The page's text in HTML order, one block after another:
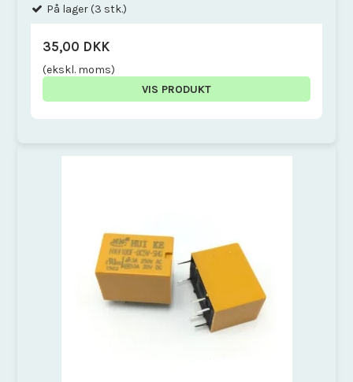
På lager (3 stk.)
35,00 DKK
(ekskl. moms)
VIS PRODUKT